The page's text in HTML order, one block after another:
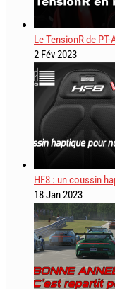
Le TensionR de
2 Fév 2023
HF8 : un coussin
18 Jan 2023